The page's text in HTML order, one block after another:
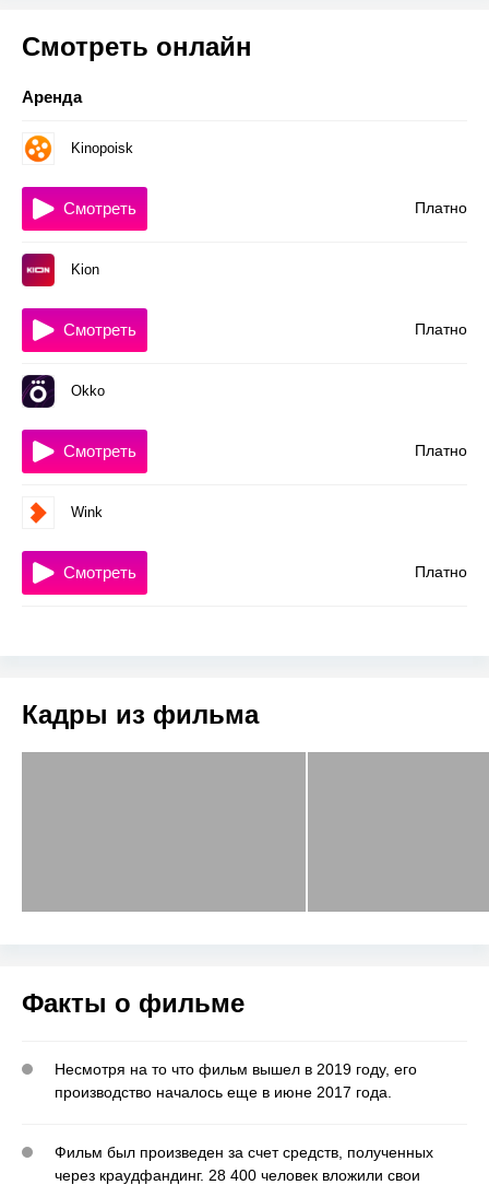
Смотреть онлайн
Аренда
Kinopoisk
Платно
Смотреть
Kion
Платно
Смотреть
Okko
Платно
Смотреть
Wink
Платно
Смотреть
Кадры из фильма
Факты о фильме
Несмотря на то что фильм вышел в 2019 году, его
производство началось еще в июне 2017 года.
Фильм был произведен за счет средств, полученных
через краудфандинг. 28 400 человек вложили свои